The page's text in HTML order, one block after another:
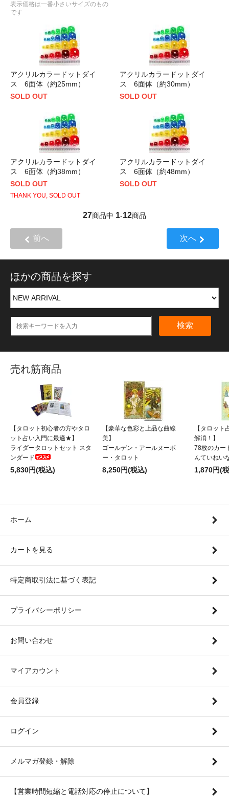
表示価格は一番小さいサイズのもの
です
アクリルカラードットダイ
ス 6面体（約25mm）
SOLD OUT
アクリルカラードットダイ
ス 6面体（約30mm）
SOLD OUT
アクリルカラードットダイ
ス 6面体（約38mm）
SOLD OUT
THANK YOU, SOLD OUT
アクリルカラードットダイ
ス 6面体（約48mm）
SOLD OUT
27商品中 1-12商品
前へ 次へ
ほかの商品を探す
検索
売れ筋商品
【タロット初心者の方やタロ
ット占い入門に最適★】
ライダータロットセット スタ
ンダード
5,830円(税込)
【豪華な色彩と上品な曲線
美】
ゴールデン・アールヌーボ
ー・タロット
8,250円(税込)
【タロット
解消！】
78枚のカー
んていねい
1,870円(
ホーム
カートを見る
特定商取引法に基づく表記
プライバシーポリシー
お問い合わせ
マイアカウント
会員登録
ログイン
メルマガ登録・解除
【営業時間短縮と電話対応の停止について】